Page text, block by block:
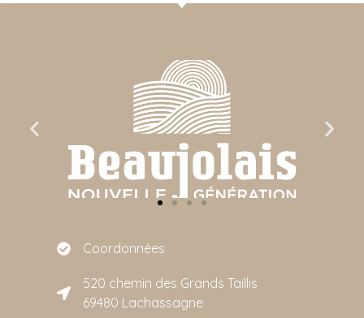
Coordonnées
520 chemin des Grands Taillis
69480 Lachassagne